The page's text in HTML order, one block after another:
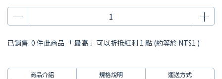
已銷售: 0 件此商品 「 最高 」可以折抵紅利 1 點 (約等於 NT$1 )
商品介紹 規格說明 運送方式